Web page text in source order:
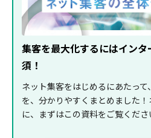
集客を最大化するにはイン
須！
ネット集客をはじめるにあたっ
を、分かりやすくまとめました
に、まずはこの資料をご覧くださ